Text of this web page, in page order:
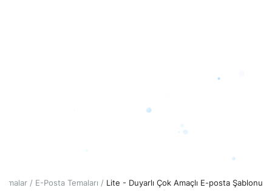
E-Posta Temaları Lite - Duyarlı Çok Amaçlı E-posta Şablonu